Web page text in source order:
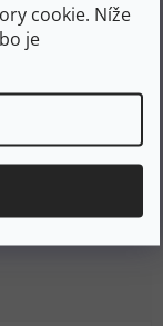
cookie. Níže
je
pro náročné